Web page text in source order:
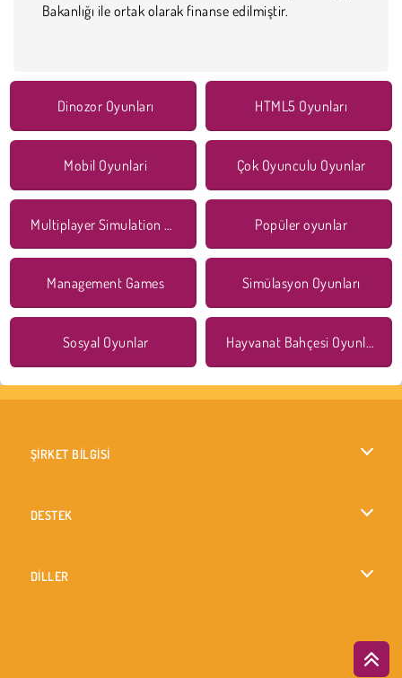
Bakanlığı ile ortak olarak finanse edilmiştir.
Dinozor Oyunları HTML5 Oyunları
Mobil Oyunlari Çok Oyunculu Oyunlar
Multiplayer Simulation Games Popüler oyunlar
Management Games Simülasyon Oyunları
Sosyal Oyunlar Hayvanat Bahçesi Oyunları
ŞİRKET BİLGİSİ
DESTEK
DİLLER